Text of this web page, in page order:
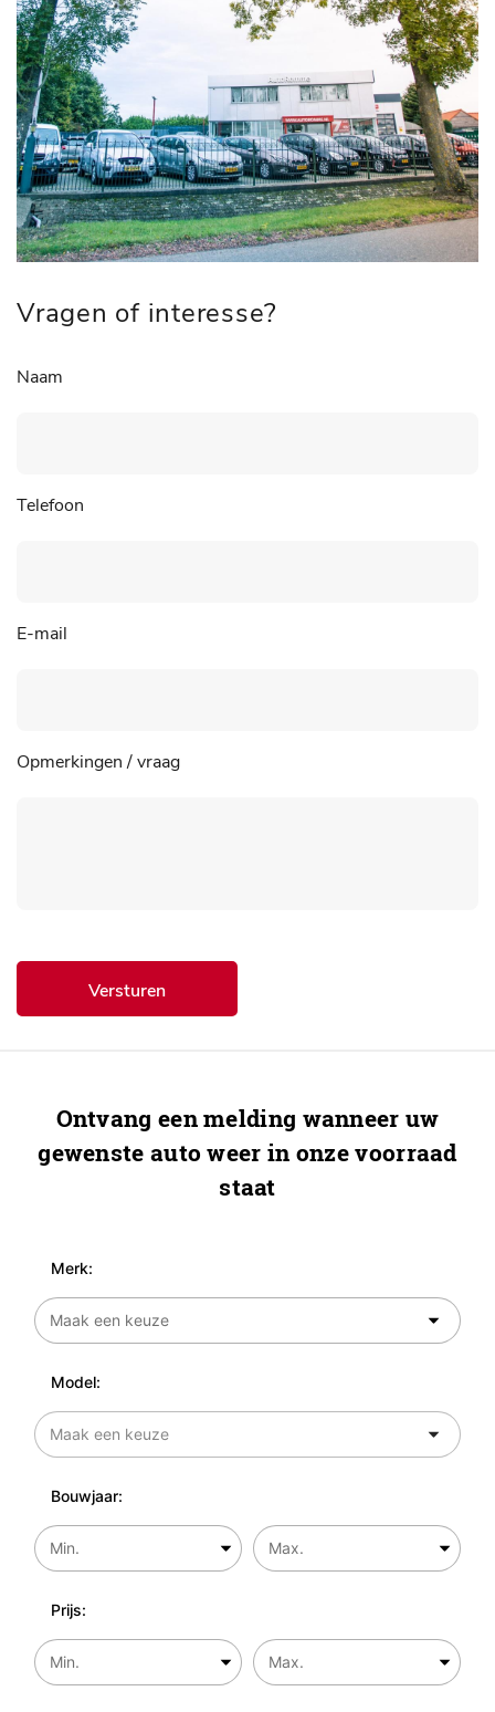
Vragen of interesse?
Naam
Telefoon
E-mail
Opmerkingen / vraag
Versturen
Ontvang een melding wanneer uw
gewenste auto weer in onze voorraad
staat
Merk:
Model:
Bouwjaar:
Prijs: